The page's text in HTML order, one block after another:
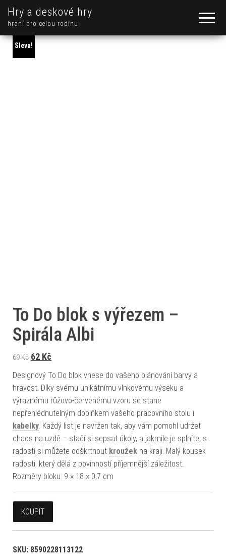
Hry a deskové hry
hraní pro celou rodinu
Sleva!
To Do blok s výřezem –
Spirála Albi
69Kč Původní cena byla: 69 Kč.
62 Kč
Designový To Do blok vnese do vašeho plánování barvy a
hravost. Díky svému unikátnímu vlnkovému výseku a
výraznému růžovo-červenému vzoru se stane
nepřehlédnutelným doplňkem vašeho pracovního stolu i
kabelky . Každý list je navržen tak, aby vám pomohl udržet
chaos na uzdě – stačí si sepsat úkoly, a jakmile je splníte, s
radostí si můžete odškrtnout kroužek na kraji. Malý kousek
radosti, který dělá z povinností příjemnější záležitost.
Rozměry bloku: 9 × 18 × 0,7 cm
KOUPIT
SKU: 8590228113122